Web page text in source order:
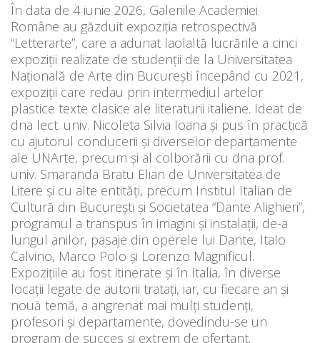
În data de 4 iunie 2026, Galeriile Academiei
Române au găzduit expoziția retrospectivă
“Letterarte”, care a adunat laolaltă lucrările a cinci
expoziții realizate de studenții de la Universitatea
Națională de Arte din București începând cu 2021,
expoziții care redau prin intermediul artelor
plastice texte clasice ale literaturii italiene. Ideat de
dna lect. univ. Nicoleta Silvia Ioana și pus în practică
cu ajutorul conducerii și diverselor departamente
ale UNArte, precum și al colborării cu dna prof.
univ. Smaranda Bratu Elian de Universitatea de
Litere și cu alte entități, precum Institul Italian de
Cultură din București și Societatea “Dante Alighieri”,
programul a transpus în imagini și instalații, de-a
lungul anilor, pasaje din operele lui Dante, Italo
Calvino, Marco Polo și Lorenzo Magnificul.
Expozițiile au fost itinerate și în Italia, în diverse
locații legate de autorii tratați, iar, cu fiecare an și
nouă temă, a angrenat mai mulți studenți,
profesori și departamente, dovedindu-se un
program de succes și extrem de ofertant.